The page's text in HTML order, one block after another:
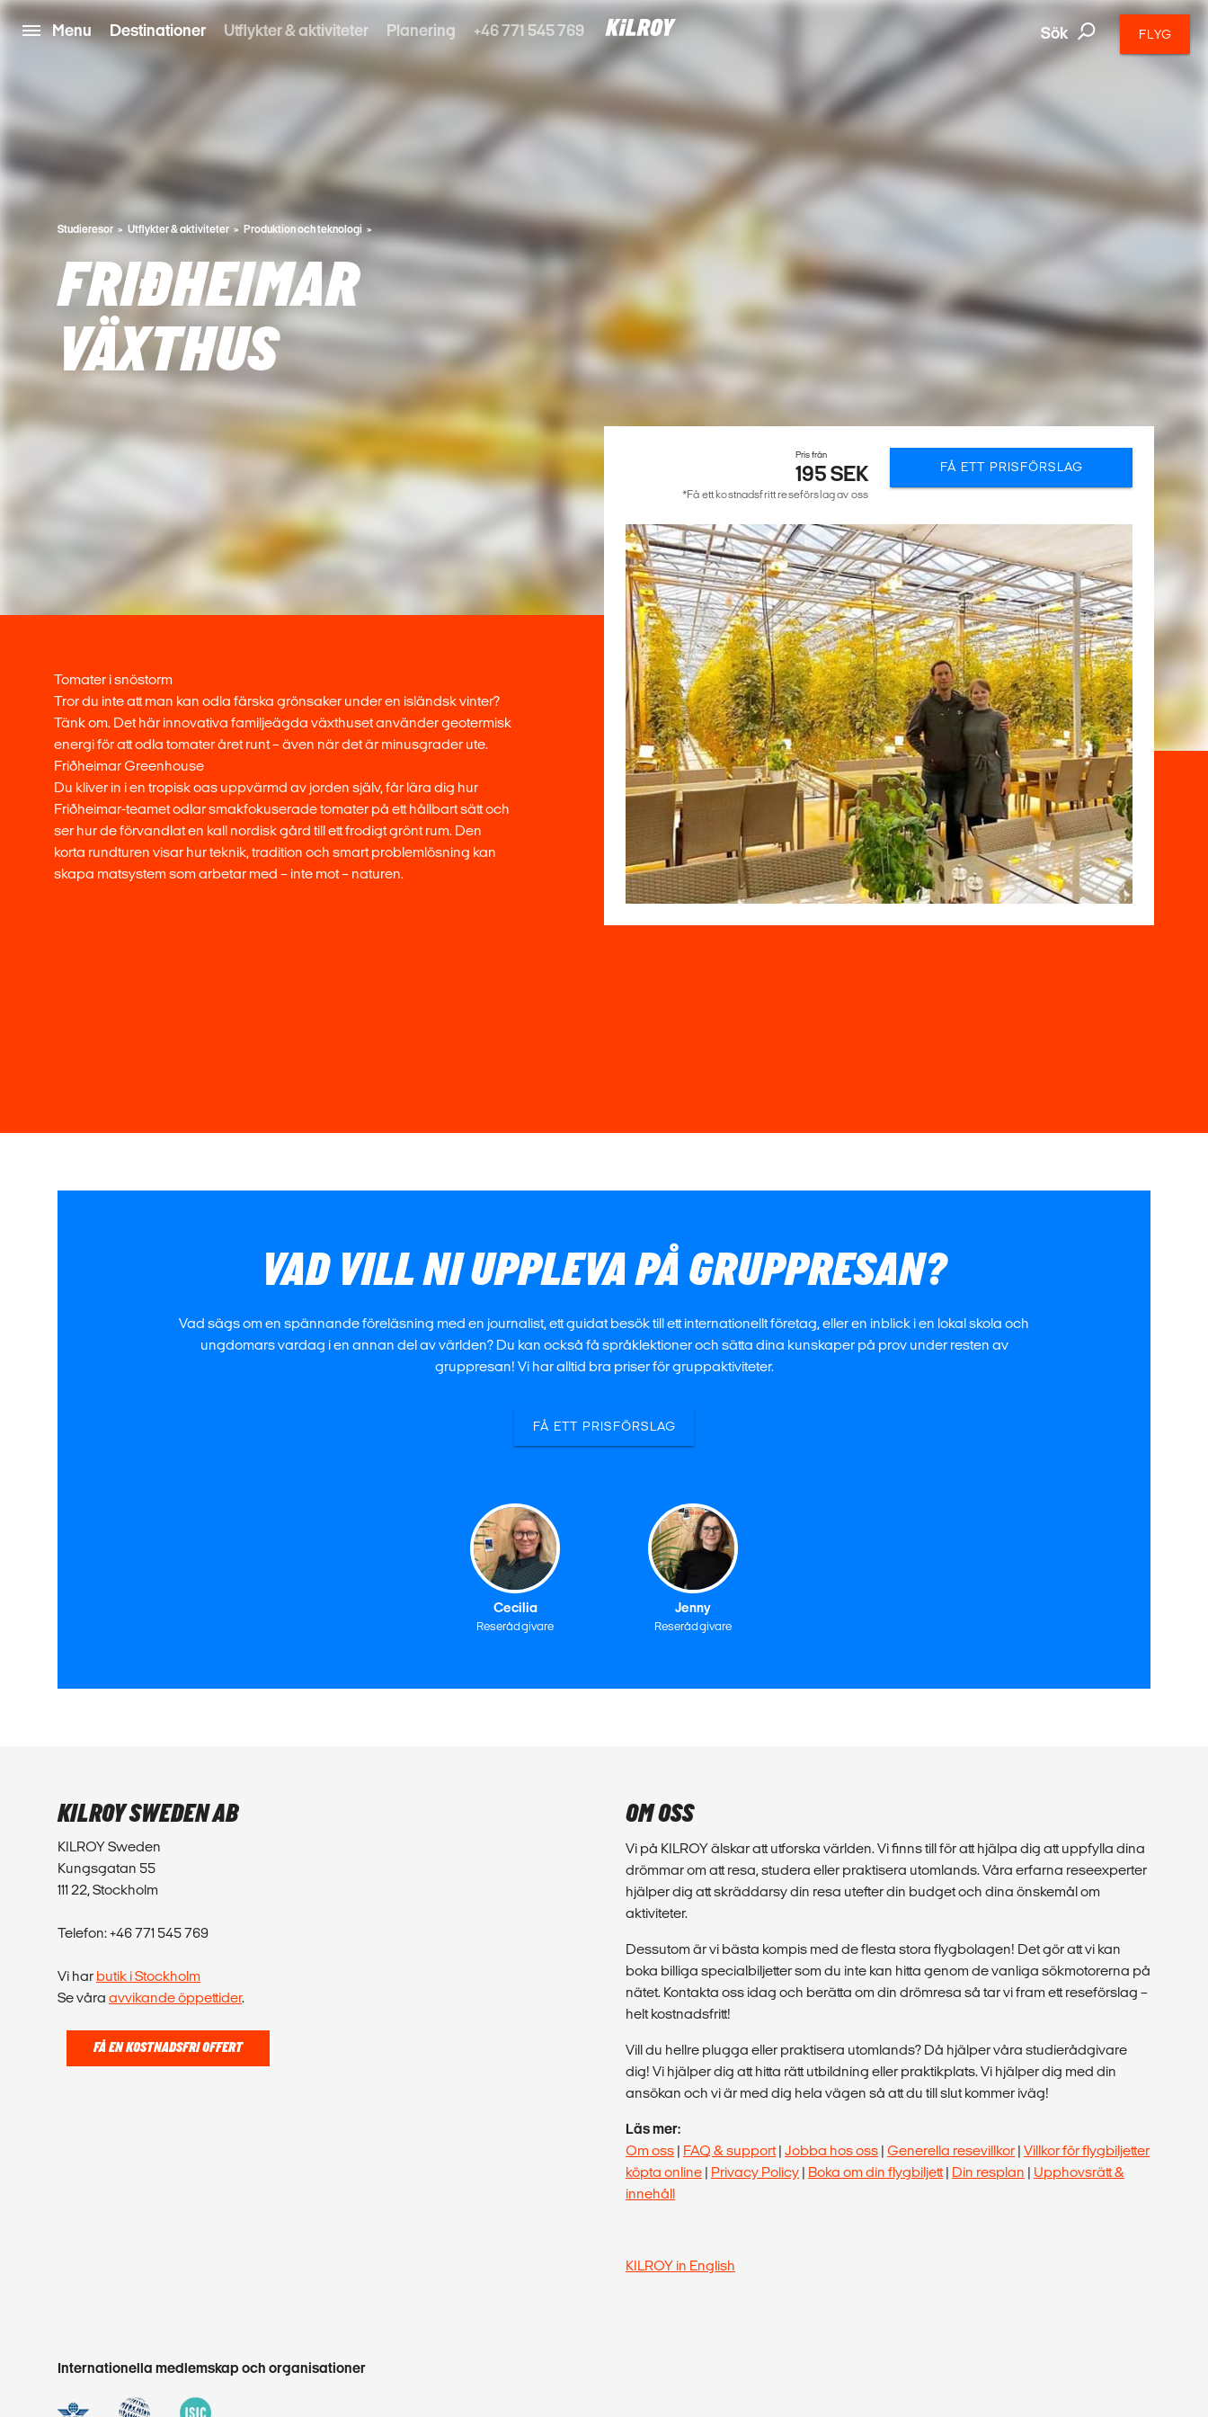
Menu Destinationer Utflykter & aktiviteter Planering +46 771 545 769 Sök FLYG
Studieresor Utflykter & aktiviteter Produktion och teknologi
FRIÐHEIMAR
VÄXTHUS
Tomater i snöstorm
Tror du inte att man kan odla färska grönsaker under en isländsk vinter?
Tänk om. Det här innovativa familjeägda växthuset använder geotermisk
energi för att odla tomater året runt – även när det är minusgrader ute.
Friðheimar Greenhouse
Du kliver in i en tropisk oas uppvärmd av jorden själv, får lära dig hur
Friðheimar-teamet odlar smakfokuserade tomater på ett hållbart sätt och
ser hur de förvandlat en kall nordisk gård till ett frodigt grönt rum. Den
korta rundturen visar hur teknik, tradition och smart problemlösning kan
skapa matsystem som arbetar med – inte mot – naturen.
Pris från
195 SEK
*Få ett kostnadsfritt reseförslag av oss
FÅ ETT PRISFÖRSLAG
VAD VILL NI UPPLEVA PÅ GRUPPRESAN?
Vad sägs om en spännande föreläsning med en journalist, ett guidat besök till ett internationellt företag, eller en inblick i en lokal skola och
ungdomars vardag i en annan del av världen? Du kan också få språklektioner och sätta dina kunskaper på prov under resten av
gruppresan! Vi har alltid bra priser för gruppaktiviteter.
FÅ ETT PRISFÖRSLAG
Cecilia
Reserådgivare
Jenny
Reserådgivare
KILROY SWEDEN AB
KILROY Sweden
Kungsgatan 55
111 22, Stockholm
Telefon: +46 771 545 769
Vi har butik i Stockholm
Se våra avvikande öppettider.
FÅ EN KOSTNADSFRI OFFERT
OM OSS
Vi på KILROY älskar att utforska världen. Vi finns till för att hjälpa dig att uppfylla dina
drömmar om att resa, studera eller praktisera utomlands. Våra erfarna reseexperter
hjälper dig att skräddarsy din resa utefter din budget och dina önskemål om
aktiviteter.
Dessutom är vi bästa kompis med de flesta stora flygbolagen! Det gör att vi kan
boka billiga specialbiljetter som du inte kan hitta genom de vanliga sökmotorerna på
nätet. Kontakta oss idag och berätta om din drömresa så tar vi fram ett reseförslag –
helt kostnadsfritt!
Vill du hellre plugga eller praktisera utomlands? Då hjälper våra studierådgivare
dig! Vi hjälper dig att hitta rätt utbildning eller praktikplats. Vi hjälper dig med din
ansökan och vi är med dig hela vägen så att du till slut kommer iväg!
Läs mer:
Om oss | FAQ & support| Jobba hos oss | Generella resevillkor | Villkor för flygbiljetter
köpta online | Privacy Policy | Boka om din flygbiljett| Din resplan | Upphovsrätt &
innehåll
KILROY in English
Internationella medlemskap och organisationer